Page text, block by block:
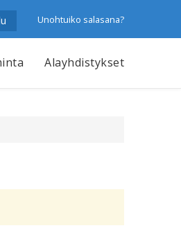
Unohtuiko salasana?
Alayhdistykset